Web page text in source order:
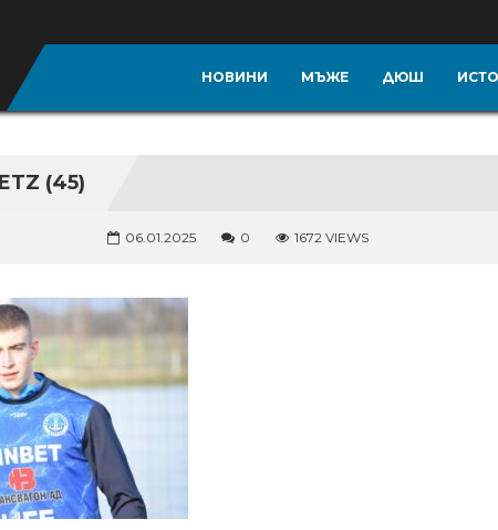
НОВИНИ МЪЖЕ ДЮШ
(45)
06.01.2025 0 1672 VIEWS